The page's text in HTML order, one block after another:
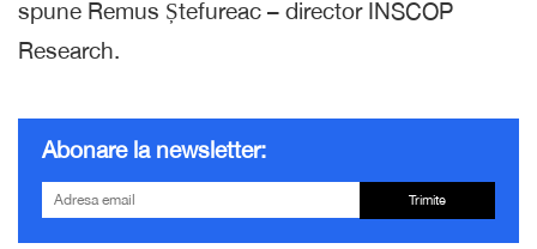
spune Remus Ștefureac – director INSCOP
Research.
Abonare la newsletter:
Trimite